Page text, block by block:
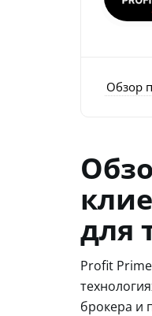
Обзор
для
Profit
брокера и